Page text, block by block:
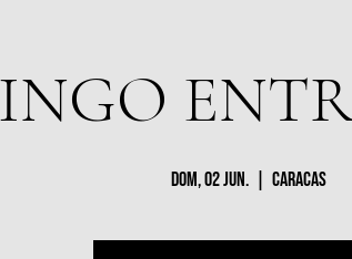
dom, 02 jun. Caracas